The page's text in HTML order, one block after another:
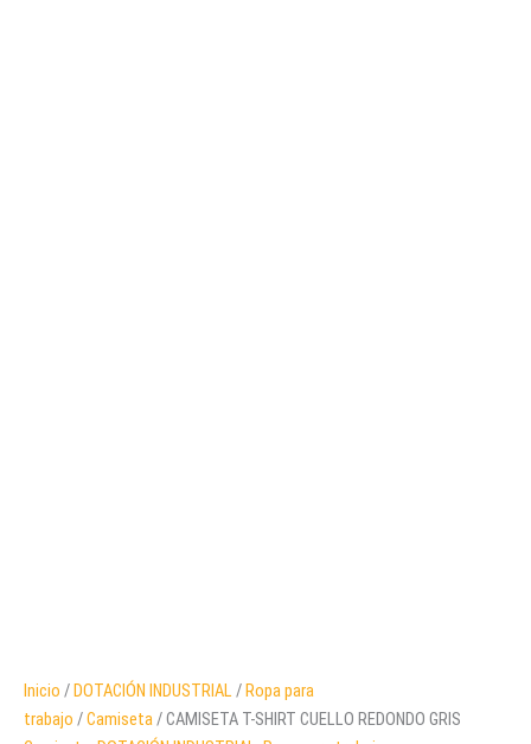
Inicio /DOTACIÓN INDUSTRIAL/Ropa para
trabajo /Camiseta/ CAMISETA T-SHIRT CUELLO REDONDO GRIS